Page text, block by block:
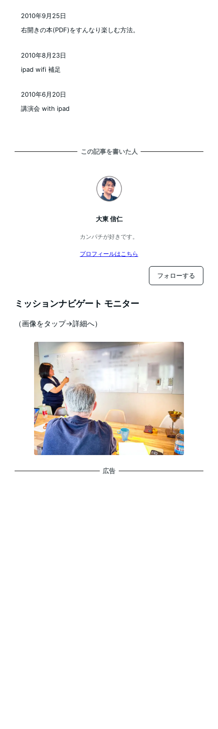
右開きの本(PDF)をすんなり楽しむ方法。
2010年9月25日
ipad wifi 補足
投稿日
2010年8月23日
講演会 with ipad
2010年6月20日
この記事を書いた人
大東 信仁
カンパチが好きです。
プロフィールはこちら
フォローする
ミッションナビゲート モニター
（画像をタップ→詳細へ）
広告